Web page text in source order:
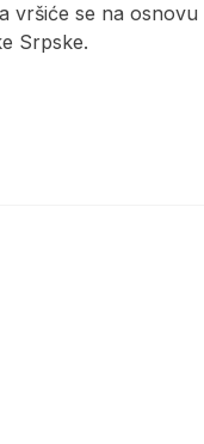
vršiće se na
Srpske.